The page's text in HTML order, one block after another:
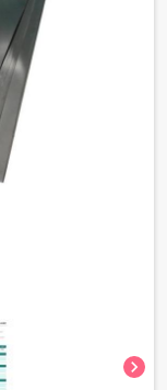
chevron_right